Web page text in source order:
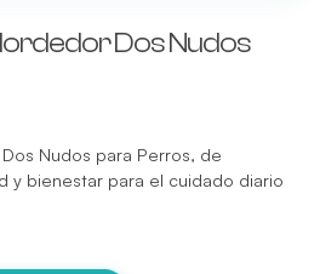
Dos Nudos
Nudos para Perros, de
y bienestar para el cuidado diario